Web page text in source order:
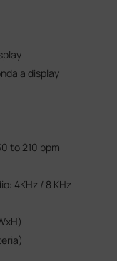
a display
to 210 bpm
4KHz / 8 KHz